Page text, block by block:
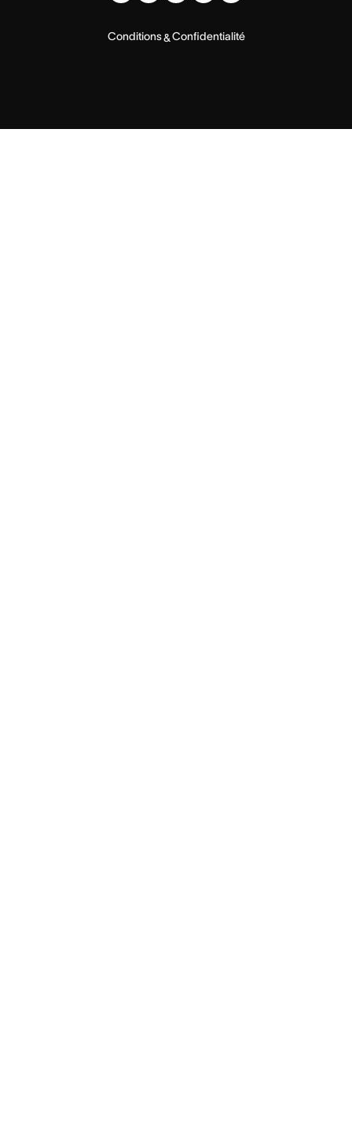
Conditions&Confidentialité